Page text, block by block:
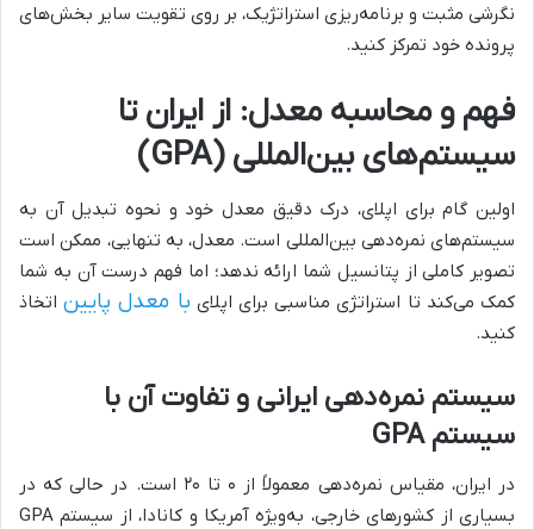
نگرشی مثبت و برنامه‌ریزی استراتژیک، بر روی تقویت سایر بخش‌های
پرونده خود تمرکز کنید.
فهم و محاسبه معدل: از ایران تا
سیستم‌های بین‌المللی (GPA)
اولین گام برای اپلای، درک دقیق معدل خود و نحوه تبدیل آن به
سیستم‌های نمره‌دهی بین‌المللی است. معدل، به تنهایی، ممکن است
تصویر کاملی از پتانسیل شما ارائه ندهد؛ اما فهم درست آن به شما
کمک می‌کند تا استراتژی مناسبی برای اپلای با معدل پاییناتخاذ
کنید.
سیستم نمره‌دهی ایرانی و تفاوت آن با
سیستم GPA
در ایران، مقیاس نمره‌دهی معمولاً از ۰ تا ۲۰ است. در حالی که در
بسیاری از کشورهای خارجی، به‌ویژه آمریکا و کانادا، از سیستم GPA